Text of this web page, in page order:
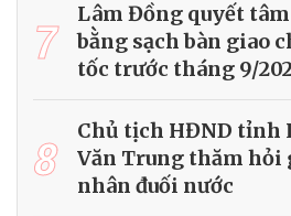
7
Lâm Đồng quyết
bằng sạch bàn giao
tốc trước tháng 9/
8
Chủ tịch HĐND tỉnh
Văn Trung thăm hỏi
nhân đuối nước